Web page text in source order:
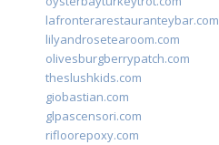
lafronterarestauranteybar.com
lilyandrosetearoom.com
olivesburgberrypatch.com
theslushkids.com
giobastian.com
glpascensori.com
rifloorepoxy.com